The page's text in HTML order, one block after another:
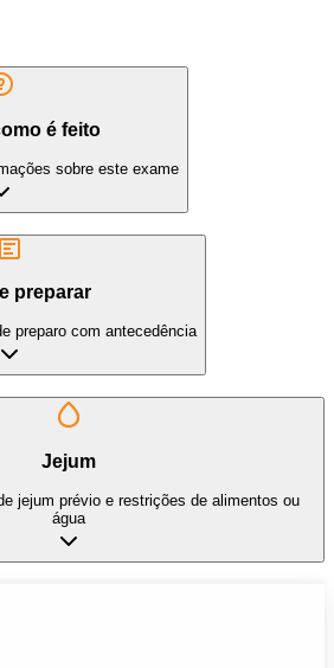
é feito
sobre este exame
preparar
preparo com antecedência
Jejum
jejum prévio e restrições de alimentos ou
água